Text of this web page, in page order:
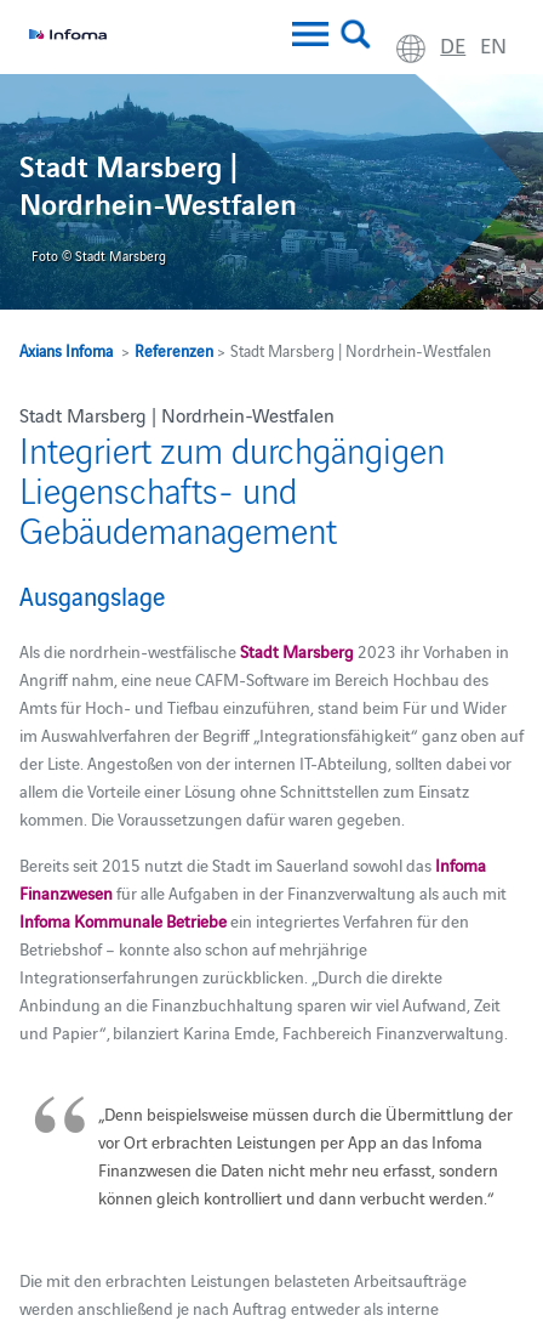
DE EN
Stadt Marsberg |
Nordrhein-Westfalen
Foto © Stadt Marsberg
Axians Infoma> Referenzen> Stadt Marsberg | Nordrhein-Westfalen
Stadt Marsberg | Nordrhein-Westfalen
Integriert zum durchgängigen
Liegenschafts- und
Gebäudemanagement
Ausgangslage
Als die nordrhein-westfälischeStadt Marsberg2023 ihr Vorhaben in
Angriff nahm, eine neue CAFM-Software im Bereich Hochbau des
Amts für Hoch- und Tiefbau einzuführen, stand beim Für und Wider
im Auswahlverfahren der Begriff „Integrationsfähigkeit“ ganz oben auf
der Liste. Angestoßen von der internen IT-Abteilung, sollten dabei vor
allem die Vorteile einer Lösung ohne Schnittstellen zum Einsatz
kommen. Die Voraussetzungen dafür waren gegeben.
Bereits seit 2015 nutzt die Stadt im Sauerland sowohl das Infoma
Finanzwesenfür alle Aufgaben in der Finanzverwaltung als auch mit
Infoma Kommunale Betriebeein integriertes Verfahren für den
Betriebshof – konnte also schon auf mehrjährige
Integrationserfahrungen zurückblicken. „Durch die direkte
Anbindung an die Finanzbuchhaltung sparen wir viel Aufwand, Zeit
und Papier“, bilanziert Karina Emde, Fachbereich Finanzverwaltung.
„Denn beispielsweise müssen durch die Übermittlung der
vor Ort erbrachten Leistungen per App an das Infoma
Finanzwesen die Daten nicht mehr neu erfasst, sondern
können gleich kontrolliert und dann verbucht werden.“
Die mit den erbrachten Leistungen belasteten Arbeitsaufträge
werden anschließend je nach Auftrag entweder als interne